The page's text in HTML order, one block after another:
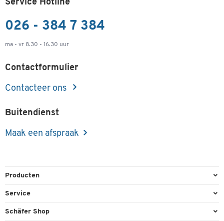
Service Hotline
026 - 384 7 384
ma - vr 8.30 - 16.30 uur
Contactformulier
Contacteer ons
Buitendienst
Maak een afspraak
Producten
Kantoorbenodigdheden
Service
Bestelling herroepen
Schäfer Shop